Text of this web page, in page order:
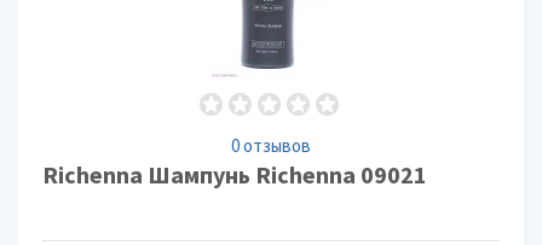
0 отзывов
Richenna Шампунь Richenna 09021